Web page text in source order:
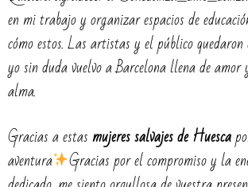
en mi trabajo y organizar espacios de
cómo estos. Las artistas y el público
yo sin duda vuelvo a Barcelona llena de
alma.
Gracias a estasmujeres salvajes de Huesca
aventura Gracias por el compromiso y la